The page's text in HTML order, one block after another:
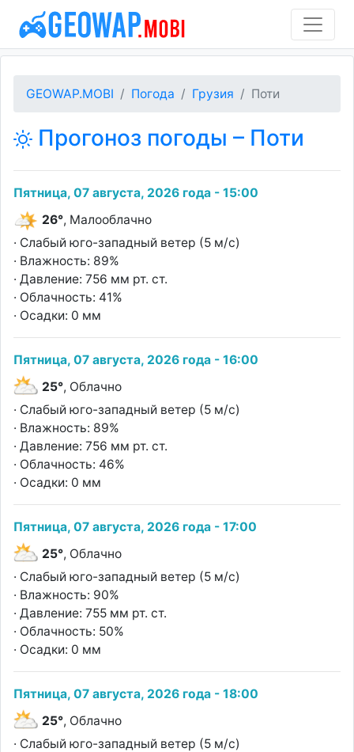
GEOWAP.MOBI Погода Грузия Поти
Прогоноз погоды – Поти
Пятница, 07 августа, 2026 года - 15:00
26°, Малооблачно
· Слабый юго-западный ветер (5 м/с)
· Влажность: 89%
· Давление: 756 мм рт. ст.
· Облачность: 41%
· Осадки: 0 мм
Пятница, 07 августа, 2026 года - 16:00
25°, Облачно
· Слабый юго-западный ветер (5 м/с)
· Влажность: 89%
· Давление: 756 мм рт. ст.
· Облачность: 46%
· Осадки: 0 мм
Пятница, 07 августа, 2026 года - 17:00
25°, Облачно
· Слабый юго-западный ветер (5 м/с)
· Влажность: 90%
· Давление: 755 мм рт. ст.
· Облачность: 50%
· Осадки: 0 мм
Пятница, 07 августа, 2026 года - 18:00
25°, Облачно
· Слабый юго-западный ветер (5 м/с)